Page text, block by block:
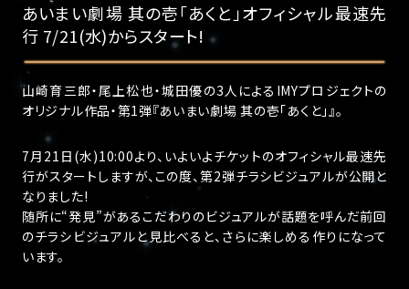
あいまい劇場 其の壱「あくと」オフィシャル最速先
行 7/21(水)からスタート!
山崎育三郎・尾上松也・城田優の3人によるIMYプロジェクトの
オリジナル作品・第1弾『あいまい劇場 其の壱「あくと」』。
7月21日(水)10:00より、いよいよチケットのオフィシャル最速先
行がスタートしますが、この度、第2弾チラシビジュアルが公開と
なりました!
随所に“発見”があるこだわりのビジュアルが話題を呼んだ前回
のチラシビジュアルと見比べると、さらに楽しめる作りになって
います。